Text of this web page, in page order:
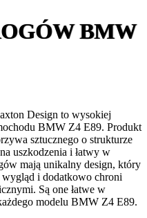
BMW
Design to wysokiej
BMW Z4 E89. Produkt
sztucznego o strukturze
uszkodzenia i łatwy w
mają unikalny design, który
i dodatkowo chroni
Są one łatwe w
modelu BMW Z4 E89.